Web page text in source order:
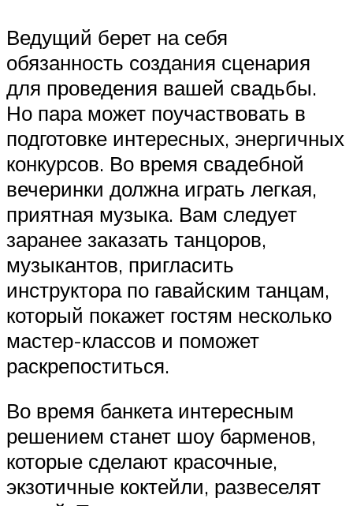
Ведущий берет на себя
обязанность создания сценария
для проведения вашей свадьбы.
Но пара может поучаствовать в
подготовке интересных, энергичных
конкурсов. Во время свадебной
вечеринки должна играть легкая,
приятная музыка. Вам следует
заранее заказать танцоров,
музыкантов, пригласить
инструктора по гавайским танцам,
который покажет гостям несколько
мастер-классов и поможет
раскрепоститься.
Во время банкета интересным
решением станет шоу барменов,
которые сделают красочные,
экзотичные коктейли, развеселят